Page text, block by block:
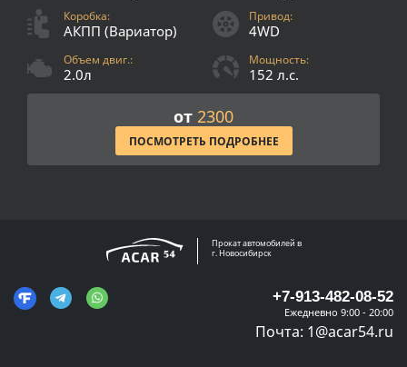
Коробка:
АКПП (Вариатор)
Привод:
4WD
Объем двиг.:
2.0л
Мощность:
152 л.с.
от 2300
ПОСМОТРЕТЬ ПОДРОБНЕЕ
Прокат автомобилей в
г. Новосибирск
+7-913-482-08-52
Ежедневно 9:00 - 20:00
Почта: 1@acar54.ru